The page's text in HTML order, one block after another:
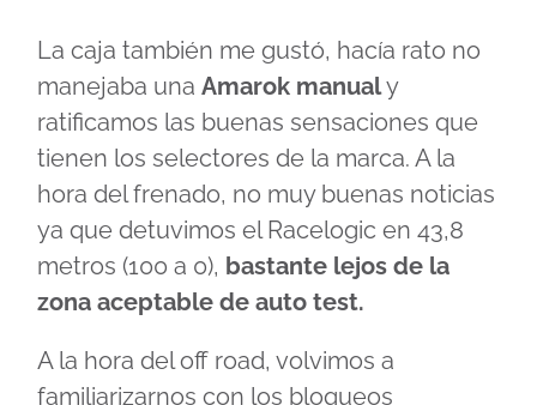
La caja también me gustó, hacía rato no
manejaba una Amarok manualy
ratificamos las buenas sensaciones que
tienen los selectores de la marca. A la
hora del frenado, no muy buenas noticias
ya que detuvimos el Racelogic en 43,8
metros (100 a 0), bastante lejos de la
zona aceptable de auto test.
A la hora del off road, volvimos a
familiarizarnos con los bloqueos